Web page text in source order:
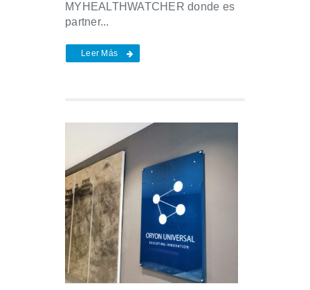
MYHEALTHWATCHER donde es
partner...
Leer Más